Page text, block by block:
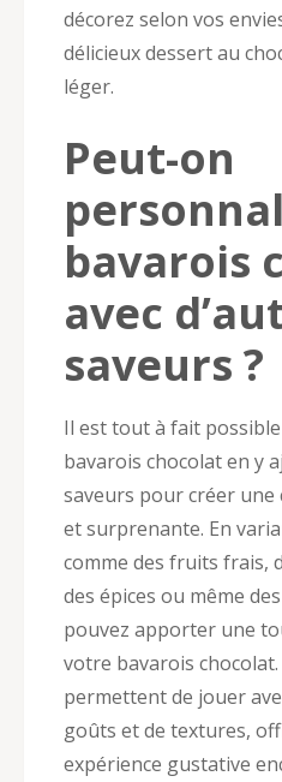
décorez selon vos
délicieux dessert au
léger.
Peut-on
bavarois
avec
saveurs ?
Il est tout à fait
bavarois chocolat en y
saveurs pour créer
et surprenante. En
comme des fruits frais,
des épices ou même
pouvez apporter une
votre bavarois
permettent de jouer
goûts et de textures,
expérience gustative